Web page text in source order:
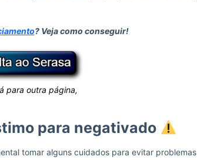
? Veja como conseguir!
para outra página,
para negativado
tomar alguns cuidados para evitar problemas